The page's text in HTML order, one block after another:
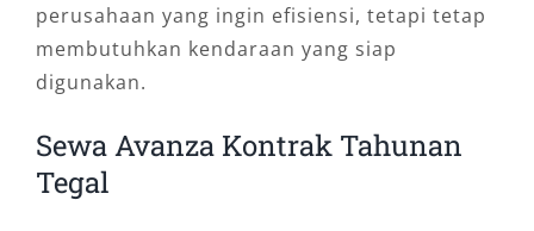
perusahaan yang ingin efisiensi, tetapi tetap
membutuhkan kendaraan yang siap
digunakan.
Sewa Avanza Kontrak Tahunan
Tegal